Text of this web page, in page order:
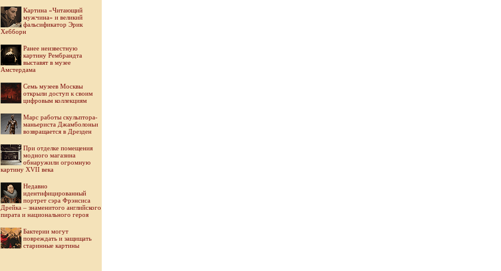
Картина «Читающий
мужчина» и великий
фальсификатор Эрик
Хебборн
Ранее неизвестную
картину Рембрандта
выставят в музее
Амстердама
Семь музеев Москвы
открыли доступ к своим
цифровым коллекциям
Марс работы скульптора-
маньериста Джамболоньи
возвращается в Дрезден
При отделке помещения
модного магазина
обнаружили огромную
картину XVII века
Недавно
идентифицированный
портрет сэра Фрэнсиса
Дрейка – знаменитого английского
пирата и национального героя
Бактерии могут
повреждать и защищать
старинные картины